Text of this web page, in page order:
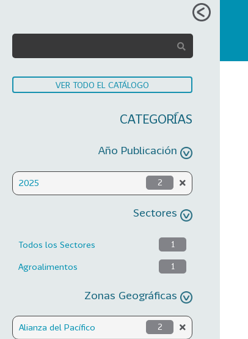
VER TODO EL CATÁLOGO
CATEGORÍAS
Año Publicación
2025 2
Sectores
Todos los Sectores 1
Agroalimentos 1
Zonas Geográficas
Alianza del Pacífico 2